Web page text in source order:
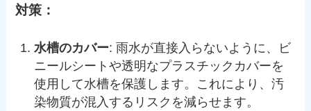
対策：
水槽のカバー: 雨水が直接入らないように、ビ
ニールシートや透明なプラスチックカバーを
使用して水槽を保護します。これにより、汚
染物質が混入するリスクを減らせます。